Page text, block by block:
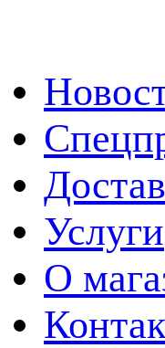
Услуги
О